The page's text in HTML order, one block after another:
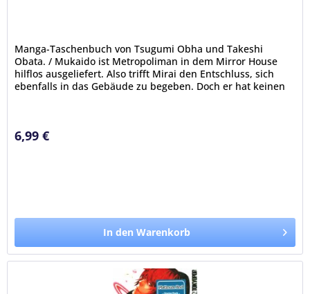
Manga-Taschenbuch von Tsugumi Obha und Takeshi
Obata. / Mukaido ist Metropoliman in dem Mirror House
hilflos ausgeliefert. Also trifft Mirai den Entschluss, sich
ebenfalls in das Gebäude zu begeben. Doch er hat keinen
6,99 €
In den Warenkorb